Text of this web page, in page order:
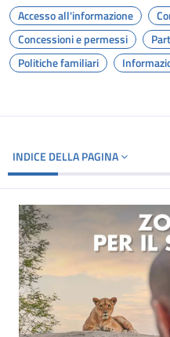
Accesso all'informazione
Concessioni e permessi
Politiche familiari
INDICE DELLA PAGINA